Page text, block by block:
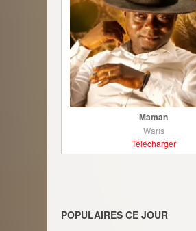
Maman
Waris
Télécharger
POPULAIRES CE JOUR